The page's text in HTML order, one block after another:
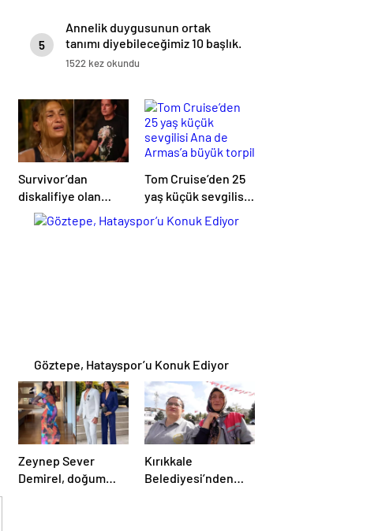
5
Annelik duygusunun ortak
tanımı diyebileceğimiz 10 başlık.
1522 kez okundu
Survivor’dan
diskalifiye olan
Almeda Baylan en
büyük pişmanlığını
Tom Cruise’den 25
yaş küçük sevgilisi
Ana de Armas’a
Göztepe, Hatayspor’u Konuk Ediyor
Zeynep Sever
Demirel, doğum
Kırıkkale
Belediyesi’nden